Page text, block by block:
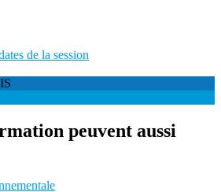
de la session
peuvent aussi